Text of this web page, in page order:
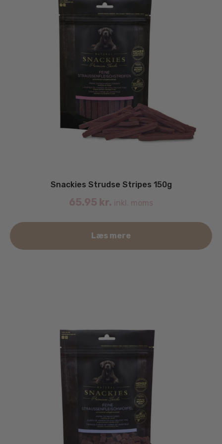
Snackies Strudse Stripes 150g
65.95 kr. inkl. moms
Læs mere